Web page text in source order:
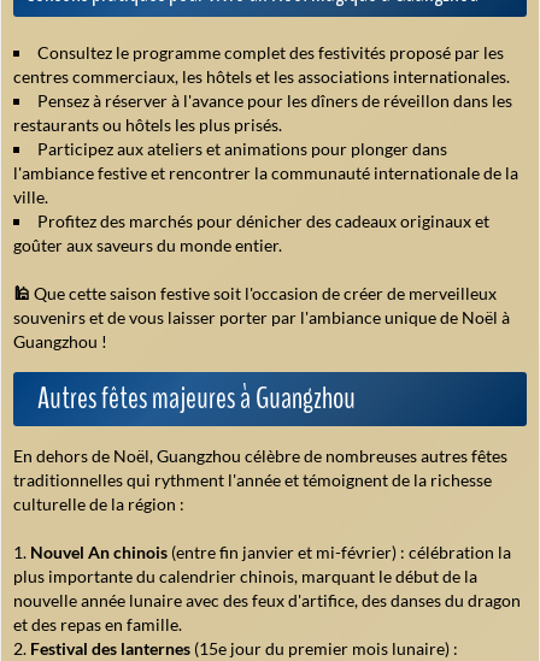
Consultez le programme complet des festivités proposé par les
centres commerciaux, les hôtels et les associations internationales.
Pensez à réserver à l'avance pour les dîners de réveillon dans les
restaurants ou hôtels les plus prisés.
Participez aux ateliers et animations pour plonger dans
l'ambiance festive et rencontrer la communauté internationale de la
ville.
Profitez des marchés pour dénicher des cadeaux originaux et
goûter aux saveurs du monde entier.
🕌 Que cette saison festive soit l'occasion de créer de merveilleux
souvenirs et de vous laisser porter par l'ambiance unique de Noël à
Guangzhou !
Autres fêtes majeures à Guangzhou
En dehors de Noël, Guangzhou célèbre de nombreuses autres fêtes
traditionnelles qui rythment l'année et témoignent de la richesse
culturelle de la région :
Nouvel An chinois (entre fin janvier et mi-février) : célébration la
plus importante du calendrier chinois, marquant le début de la
nouvelle année lunaire avec des feux d'artifice, des danses du dragon
et des repas en famille.
Festival des lanternes (15e jour du premier mois lunaire) :